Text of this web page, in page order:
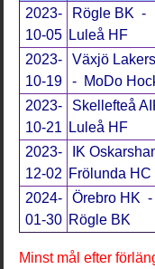
2023-
10-05
Rögle BK -
Luleå HF
2023-
10-19
Växjö
- MoDo
2023-
10-21
Skellefteå
Luleå HF
2023-
12-02
IK
Frölunda HC
2024-
01-30
Örebro HK -
Rögle BK
Minst mål efter